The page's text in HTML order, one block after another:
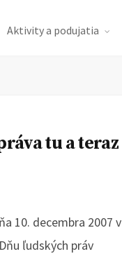
Aktivity a podujatia
tu a teraz
10. decembra 2007
ľudských práv